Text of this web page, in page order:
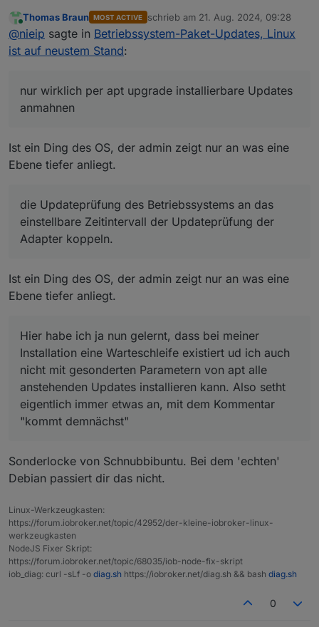
ich finde Hinweise zum Betriebssystem grundsätzlich
richtig und wichtig.
Aber bitte nicht jedes mal, wenn ich den Admin im
eine Warteschleife existiert ud ich auch nicht mit
gesonderten Parametern von apt alle anstehenden
Updates installieren kann. Also setht eigentlich immer
Deshalb würde auch ich es begrüssen , wenn die
das betriebssstem als Grundlage von ioBroker möglichst
aktuell zu halten.
Da sehe ich aber auch Spielraum für Kompromisse
anmahnen
Admins im Browser bringen (einstellbar)
Einstellbar. Max 30 Tage.
die Updateprüfung des Betriebssystems an das
einstellbare Zeitintervall der Updateprüfung der
schönen RestSonntag dann noch
Online
Thomas Braun MOST ACTIVE schrieb am 21. Aug. 2024, 09:28
zuletzt editiert von
@nieip sagte in Betriebssystem-Paket-Updates, Linux
ist auf neustem Stand:
nur wirklich per apt upgrade installierbare Updates
anmahnen
Ist ein Ding des OS, der admin zeigt nur an was eine
Ebene tiefer anliegt.
die Updateprüfung des Betriebssystems an das
einstellbare Zeitintervall der Updateprüfung der
Adapter koppeln.
Ist ein Ding des OS, der admin zeigt nur an was eine
Ebene tiefer anliegt.
Hier habe ich ja nun gelernt, dass bei meiner
Installation eine Warteschleife existiert ud ich auch
nicht mit gesonderten Parametern von apt alle
anstehenden Updates installieren kann. Also setht
eigentlich immer etwas an, mit dem Kommentar
"kommt demnächst"
Sonderlocke von Schnubbibuntu. Bei dem 'echten'
Debian passiert dir das nicht.
Linux-Werkzeugkasten:
https://forum.iobroker.net/topic/42952/der-kleine-iobroker-linux-
werkzeugkasten
NodeJS Fixer Skript:
https://forum.iobroker.net/topic/68035/iob-node-fix-skript
iob_diag: curl -sLf -o diag.sh https://iobroker.net/diag.sh && bash diag.sh
0